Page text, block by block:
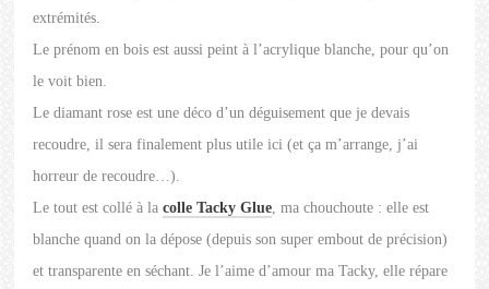
extrémités.
Le prénom en bois est aussi peint à l’acrylique blanche, pour qu’on
le voit bien.
Le diamant rose est une déco d’un déguisement que je devais
recoudre, il sera finalement plus utile ici (et ça m’arrange, j’ai
horreur de recoudre…).
Le tout est collé à lacolle Tacky Glue , ma chouchoute : elle est
blanche quand on la dépose (depuis son super embout de précision)
et transparente en séchant. Je l’aime d’amour ma Tacky, elle répare